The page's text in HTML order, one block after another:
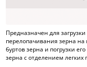
Предназначен для
перелопачивания зерна
буртов зерна и погрузки
зерна с отделением легких